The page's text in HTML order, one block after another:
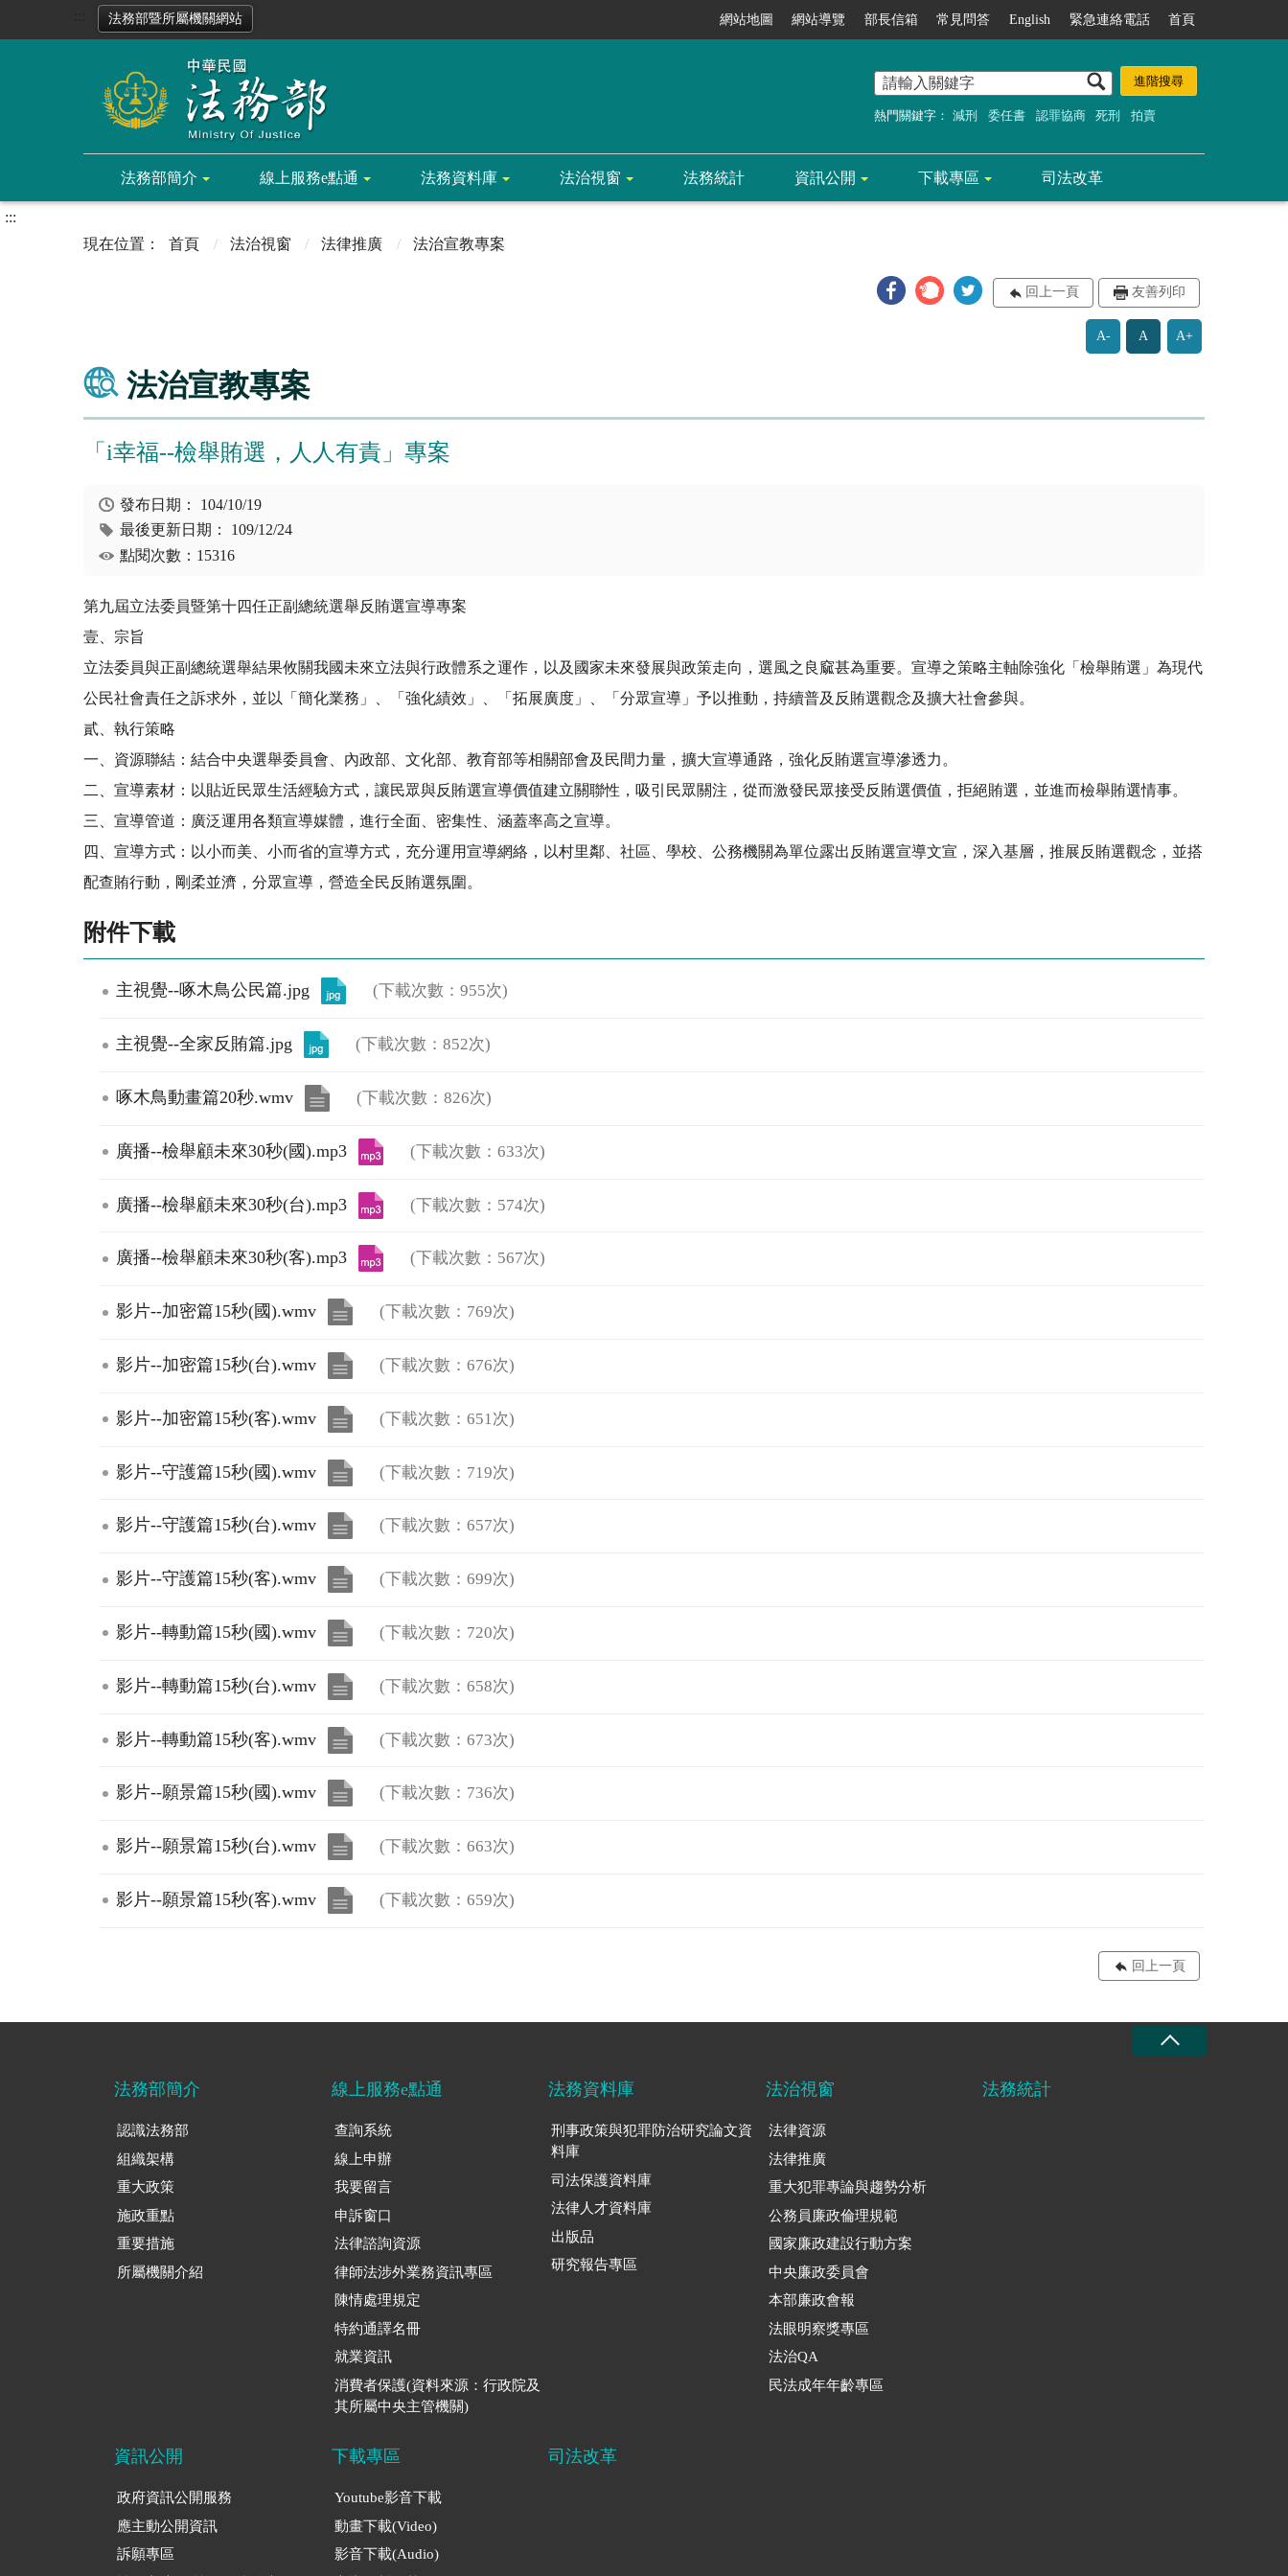
法務部暨所屬機關網站 網站地圖 網站導覽 部長信箱 常見問答 English 緊急連絡電話 首頁
熱門關鍵字： 減刑 委任書 認罪協商 死刑 拍賣
法務部簡介 線上服務e點通 法務資料庫 法治視窗 法務統計 資訊公開 下載專區 司法改革
:::
首頁
法治視窗 法律推廣 法治宣教專案
回上一頁 友善列印
A- A A+
法治宣教專案
「i幸福--檢舉賄選，人人有責」專案
發布日期： 104/10/19
最後更新日期： 109/12/24
點閱次數：15316
第九屆立法委員暨第十四任正副總統選舉反賄選宣導專案
壹、宗旨
立法委員與正副總統選舉結果攸關我國未來立法與行政體系之運作，以及國家未來發展與政策走向，選風之良窳甚為重要。宣導之策略主軸除強化「檢舉賄選」為現代
公民社會責任之訴求外，並以「簡化業務」、「強化績效」、「拓展廣度」、「分眾宣導」予以推動，持續普及反賄選觀念及擴大社會參與。
貳、執行策略
一、資源聯結：結合中央選舉委員會、內政部、文化部、教育部等相關部會及民間力量，擴大宣導通路，強化反賄選宣導滲透力。
二、宣導素材：以貼近民眾生活經驗方式，讓民眾與反賄選宣導價值建立關聯性，吸引民眾關注，從而激發民眾接受反賄選價值，拒絕賄選，並進而檢舉賄選情事。
三、宣導管道：廣泛運用各類宣導媒體，進行全面、密集性、涵蓋率高之宣導。
四、宣導方式：以小而美、小而省的宣導方式，充分運用宣導網絡，以村里鄰、社區、學校、公務機關為單位露出反賄選宣導文宣，深入基層，推展反賄選觀念，並搭
配查賄行動，剛柔並濟，分眾宣導，營造全民反賄選氛圍。
附件下載
主視覺--啄木鳥公民篇.jpg (下載次數：955次)
主視覺--全家反賄篇.jpg (下載次數：852次)
啄木鳥動畫篇20秒.wmv (下載次數：826次)
廣播--檢舉顧未來30秒(國).mp3 (下載次數：633次)
廣播--檢舉顧未來30秒(台).mp3 (下載次數：574次)
廣播--檢舉顧未來30秒(客).mp3 (下載次數：567次)
影片--加密篇15秒(國).wmv (下載次數：769次)
影片--加密篇15秒(台).wmv (下載次數：676次)
影片--加密篇15秒(客).wmv (下載次數：651次)
影片--守護篇15秒(國).wmv (下載次數：719次)
影片--守護篇15秒(台).wmv (下載次數：657次)
影片--守護篇15秒(客).wmv (下載次數：699次)
影片--轉動篇15秒(國).wmv (下載次數：720次)
影片--轉動篇15秒(台).wmv (下載次數：658次)
影片--轉動篇15秒(客).wmv (下載次數：673次)
影片--願景篇15秒(國).wmv (下載次數：736次)
影片--願景篇15秒(台).wmv (下載次數：663次)
影片--願景篇15秒(客).wmv (下載次數：659次)
回上一頁
法務部簡介
認識法務部
組織架構
重大政策
施政重點
重要措施
所屬機關介紹
線上服務e點通
查詢系統
線上申辦
我要留言
申訴窗口
法律諮詢資源
律師法涉外業務資訊專區
陳情處理規定
特約通譯名冊
就業資訊
消費者保護(資料來源：行政院及
其所屬中央主管機關)
法務資料庫
刑事政策與犯罪防治研究論文資
料庫
司法保護資料庫
法律人才資料庫
出版品
研究報告專區
法治視窗
法律資源
法律推廣
重大犯罪專論與趨勢分析
公務員廉政倫理規範
國家廉政建設行動方案
中央廉政委員會
本部廉政會報
法眼明察獎專區
法治QA
民法成年年齡專區
法務統計
資訊公開
政府資訊公開服務
應主動公開資訊
訴願專區
下載專區
Youtube影音下載
動畫下載(Video)
影音下載(Audio)
司法改革